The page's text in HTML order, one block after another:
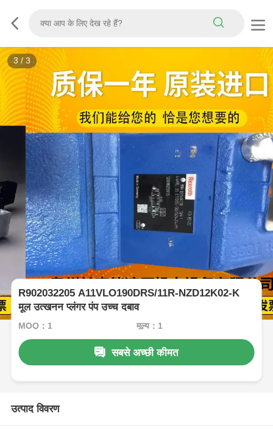
3 / 3
R902032205 A11VLO190DRS/11R-NZD12K02-K
मूल उत्खनन प्लंगर पंप उच्च दबाव
MOQ：1 मूल्य：1
सबसे अच्छी कीमत
उत्पाद विवरण